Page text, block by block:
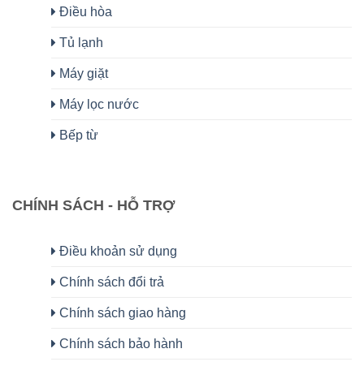
Điều hòa
Tủ lạnh
Máy giặt
Máy lọc nước
Bếp từ
CHÍNH SÁCH - HỖ TRỢ
Điều khoản sử dụng
Chính sách đổi trả
Chính sách giao hàng
Chính sách bảo hành